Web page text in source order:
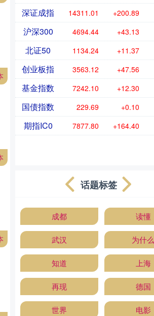
深证成指 14311.01 +200.89
沪深300 4694.44 +43.13
北证50 1134.24 +11.37
创业板指 3563.12 +47.56
基金指数 7242.10 +12.30
国债指数 229.69 +0.10
期指IC0 7877.80 +164.40
话题标签
成都 读懂
武汉 为什么
知道 上海
再现 德国
世界 电影